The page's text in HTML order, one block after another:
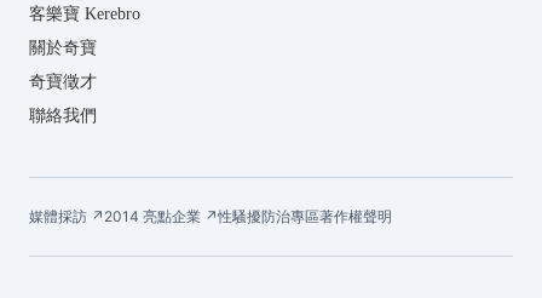
客樂寶 Kerebro
關於奇寶
奇寶徵才
聯絡我們
媒體採訪 ↗ 2014 亮點企業 ↗性騷擾防治專區著作權聲明